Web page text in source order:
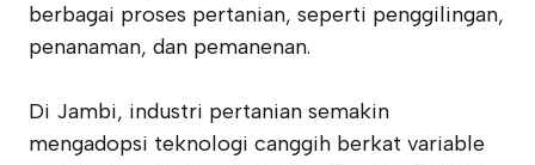
berbagai proses pertanian, seperti penggilingan,
penanaman, dan pemanenan.
Di Jambi, industri pertanian semakin
mengadopsi teknologi canggih berkat variable